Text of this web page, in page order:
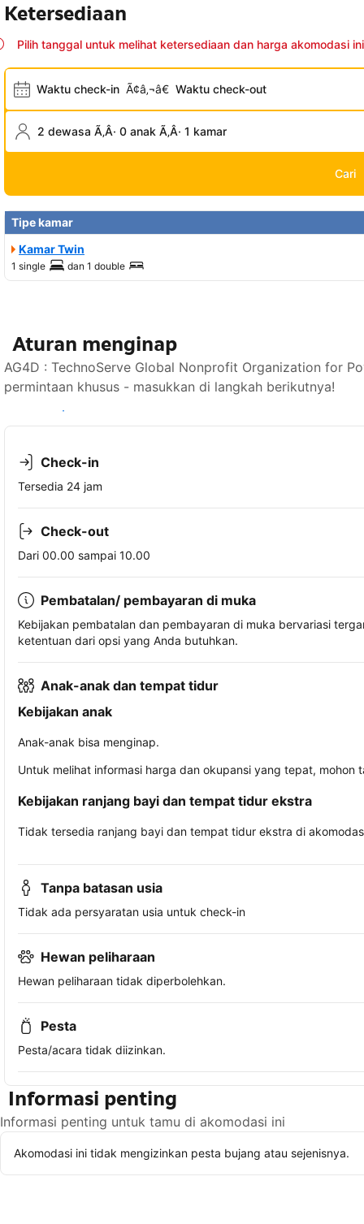
Ketersediaan
Pilih tanggal untuk melihat ketersediaan dan harga akomodasi ini
Waktu check-in Ã¢â‚¬â€ Waktu check-out
2 dewasa Ã‚Â· 0 anak Ã‚Â· 1 kamar
Cari
Tipe kamar
Kamar Twin
1 single dan 1 double
Aturan menginap
AG4D : TechnoServe Global Nonprofit Organization for
permintaan khusus - masukkan di langkah berikutnya!
Lihat ketersediaan
Check-in
Tersedia 24 jam
Check-out
Dari 00.00 sampai 10.00
Pembatalan/ pembayaran di muka
Kebijakan pembatalan dan pembayaran di muka bervariasi
ketentuan dari opsi yang Anda butuhkan.
Anak-anak dan tempat tidur
Kebijakan anak
Anak-anak bisa menginap.
Untuk melihat informasi harga dan okupansi yang tepat,
Kebijakan ranjang bayi dan tempat tidur ekstra
Tidak tersedia ranjang bayi dan tempat tidur ekstra di
Tanpa batasan usia
Tidak ada persyaratan usia untuk check-in
Hewan peliharaan
Hewan peliharaan tidak diperbolehkan.
Pesta
Pesta/acara tidak diizinkan.
Informasi penting
Informasi penting untuk tamu di akomodasi ini
Akomodasi ini tidak mengizinkan pesta bujang atau sejenisnya.